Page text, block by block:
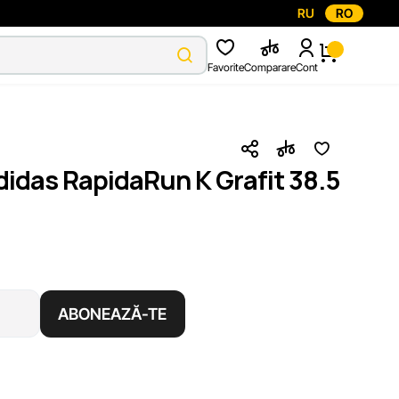
RU RO
FavoriteComparareCont
RapidaRun K Grafit 38.5
ABONEAZĂ-TE